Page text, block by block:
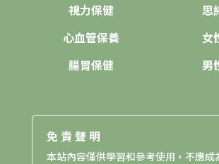
視力保健
心血管保養
腸胃保健
思
女
男
免責聲明
本站內容僅供學習和參考使用，不應成